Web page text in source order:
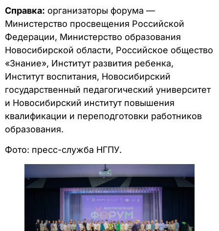
Справка: организаторы форума —
Министерство просвещения Российской
Федерации, Министерство образования
Новосибирской области, Российское общество
«Знание», Институт развития ребенка,
Институт воспитания, Новосибирский
государственный педагогический университет
и Новосибирский институт повышения
квалификации и переподготовки работников
образования.
Фото: пресс-служба НГПУ.